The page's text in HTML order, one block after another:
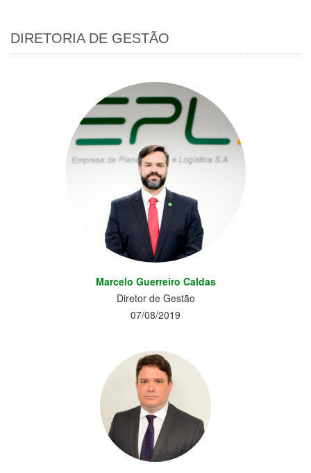
DIRETORIA DE GESTÃO
Marcelo Guerreiro Caldas
Diretor de Gestão
07/08/2019